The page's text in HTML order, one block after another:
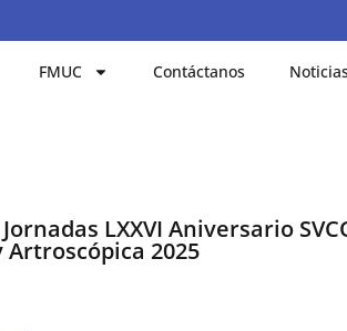
FMUC Contáctanos
LXXVI Aniversario
2025